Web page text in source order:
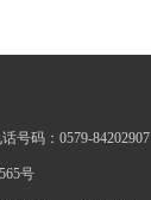
话号码：0579-84202907
号